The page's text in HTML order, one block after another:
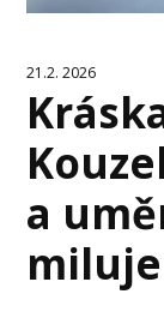
21.2. 2026
a